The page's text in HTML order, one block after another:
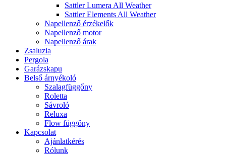
Sattler Lumera All Weather
Sattler Elements All Weather
Napellenző érzékelők
Napellenző motor
Napellenző árak
Zsaluzia
Pergola
Garázskapu
Belső árnyékoló
Szalagfüggőny
Roletta
Sávroló
Reluxa
Flow függőny
Kapcsolat
Ajánlatkérés
Rólunk